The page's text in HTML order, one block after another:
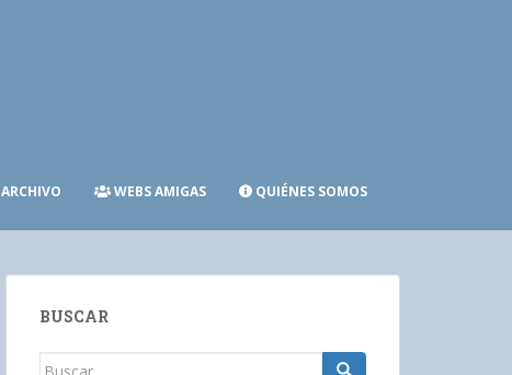
ARCHIVO WEBS AMIGAS QUIÉNES SOMOS
BUSCAR
Buscar: